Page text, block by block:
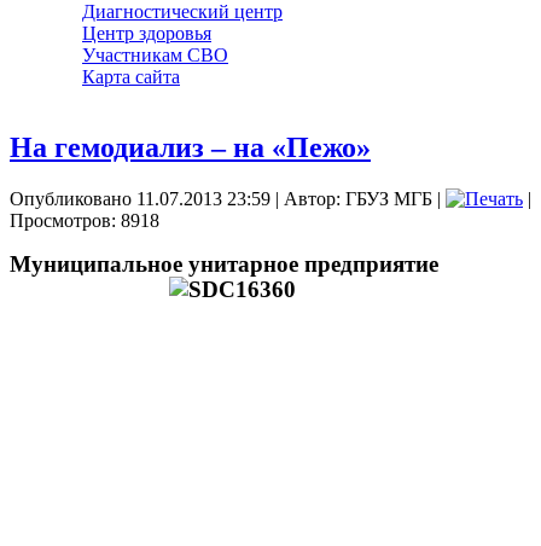
Диагностический центр
Центр здоровья
Участникам СВО
Карта сайта
На гемодиализ – на «Пежо»
Опубликовано 11.07.2013 23:59 | Автор: ГБУЗ МГБ |
|
Просмотров: 8918
Муниципальное унитарное предприятие